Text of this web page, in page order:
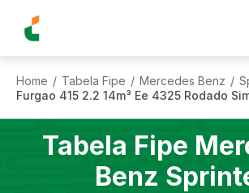
Home / Tabela Fipe / Mercedes Benz /
Furgao 415 2.2 14m³ Ee 4325 Rodado
Tabela Fipe
Benz